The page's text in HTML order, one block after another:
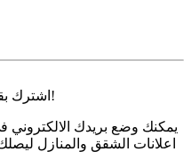
اشترك بقسم اعلانات الشقق والمنازل مجاناً!
يمكنك وضع بريدك الالكتروني
اعلانات الشقق والمنازل